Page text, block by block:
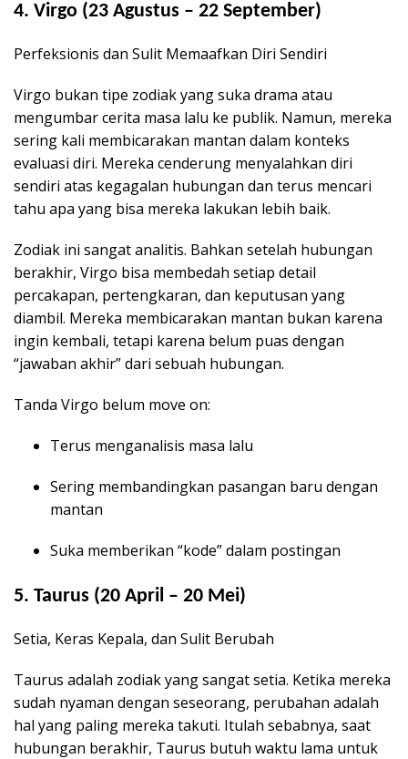
4. Virgo (23 Agustus – 22 September)
Perfeksionis dan Sulit Memaafkan Diri Sendiri
Virgo bukan tipe zodiak yang suka drama atau
mengumbar cerita masa lalu ke publik. Namun, mereka
sering kali membicarakan mantan dalam konteks
evaluasi diri. Mereka cenderung menyalahkan diri
sendiri atas kegagalan hubungan dan terus mencari
tahu apa yang bisa mereka lakukan lebih baik.
Zodiak ini sangat analitis. Bahkan setelah hubungan
berakhir, Virgo bisa membedah setiap detail
percakapan, pertengkaran, dan keputusan yang
diambil. Mereka membicarakan mantan bukan karena
ingin kembali, tetapi karena belum puas dengan
“jawaban akhir” dari sebuah hubungan.
Tanda Virgo belum move on:
Terus menganalisis masa lalu
Sering membandingkan pasangan baru dengan
mantan
Suka memberikan “kode” dalam postingan
5. Taurus (20 April – 20 Mei)
Setia, Keras Kepala, dan Sulit Berubah
Taurus adalah zodiak yang sangat setia. Ketika mereka
sudah nyaman dengan seseorang, perubahan adalah
hal yang paling mereka takuti. Itulah sebabnya, saat
hubungan berakhir, Taurus butuh waktu lama untuk